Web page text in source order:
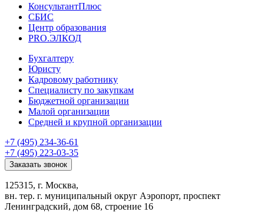
КонсультантПлюс
СБИС
Центр образования
PRO.ЭЛКОД
Бухгалтеру
Юристу
Кадровому работнику
Специалисту по закупкам
Бюджетной организации
Малой организации
Средней и крупной организации
+7 (495) 234-36-61
+7 (495) 223-03-35
Заказать звонок
125315, г. Москва,
вн. тер. г. муниципальный округ Аэропорт, проспект
Ленинградский, дом 68, строение 16